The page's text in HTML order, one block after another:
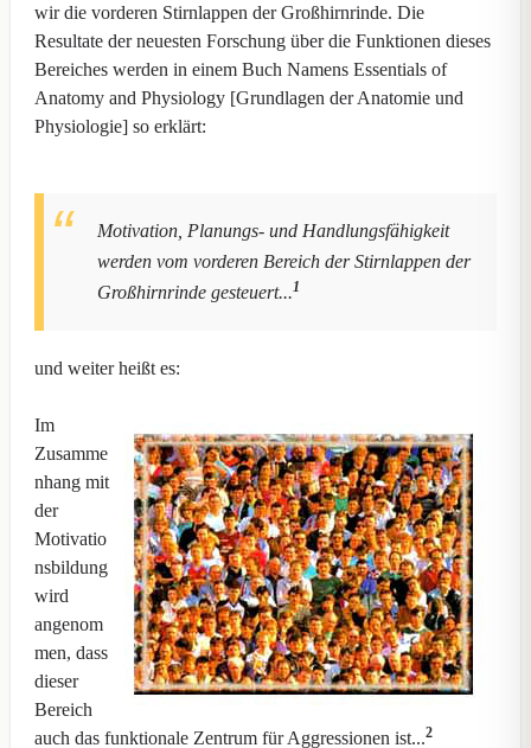
wir die vorderen Stirnlappen der Großhirnrinde. Die
Resultate der neuesten Forschung über die Funktionen dieses
Bereiches werden in einem Buch Namens Essentials of
Anatomy and Physiology [Grundlagen der Anatomie und
Physiologie] so erklärt:
Motivation, Planungs- und Handlungsfähigkeit
werden vom vorderen Bereich der Stirnlappen der
Großhirnrinde gesteuert...1
und weiter heißt es:
Im
Zusamme
nhang mit
der
Motivatio
nsbildung
wird
angenom
men, dass
dieser
Bereich
auch das funktionale Zentrum für Aggressionen ist...2